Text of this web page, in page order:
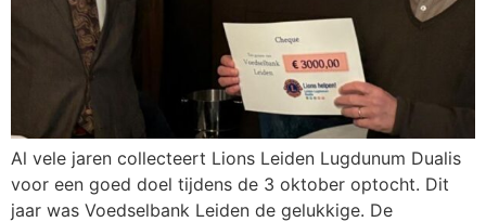
Al vele jaren collecteert Lions Leiden Lugdunum Dualis
voor een goed doel tijdens de 3 oktober optocht. Dit
jaar was Voedselbank Leiden de gelukkige. De